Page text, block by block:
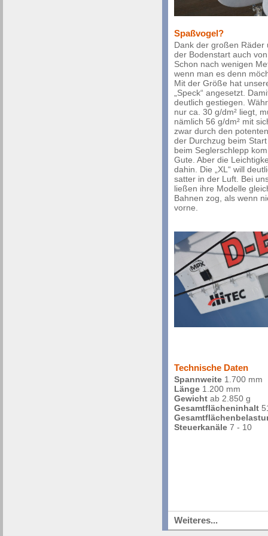
Spaßvogel?
Dank der großen Räder
der Bodenstart auch
Schon nach wenigen
wenn man es denn
Mit der Größe hat
„Speck“ angesetzt.
deutlich gestiegen.
nur ca. 30 g/dm² liegt,
nämlich 56 g/dm² mit
zwar durch den
der Durchzug beim
beim Seglerschlepp
Gute. Aber die
dahin. Die „XL“ will
satter in der Luft. Bei
ließen ihre Modelle
Bahnen zog, als wenn
vorne.
Technische Daten
Spannweite 1.700 mm
Länge 1.200 mm
Gewicht ab 2.850 g
Gesamtflächeninhalt
Steuerkanäle 7 - 10
Weiteres...